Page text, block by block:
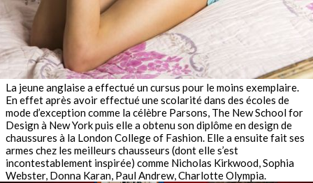
La jeune anglaise a effectué un cursus pour le moins exemplaire.
En effet après avoir effectué une scolarité dans des écoles de
mode d’exception comme la célèbre Parsons, The New School for
Design à New York puis elle a obtenu son diplôme en design de
chaussures à la London College of Fashion. Elle a ensuite fait ses
armes chez les meilleurs chausseurs (dont elle s’est
incontestablement inspirée) comme Nicholas Kirkwood, Sophia
Webster, Donna Karan, Paul Andrew, Charlotte Olympia.